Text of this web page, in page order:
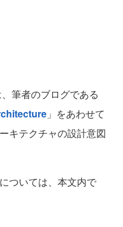
筆者のブログである
」をあわせて
キテクチャの設計意図
ついては、本文内で